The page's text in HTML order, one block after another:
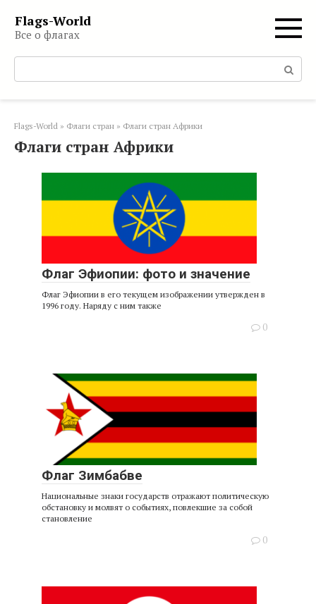
контенту
Flags-World
Все о флагах
Поиск:
Flags-World » Флаги стран » Флаги стран Африки
Флаги стран Африки
Флаг Эфиопии: фото и значение
Флаг Эфиопии в его текущем изображении утвержден в
1996 году. Наряду с ним также
0
Флаг Зимбабве
Национальные знаки государств отражают политическую
обстановку и молвят о событиях, повлекшие за собой
становление
0